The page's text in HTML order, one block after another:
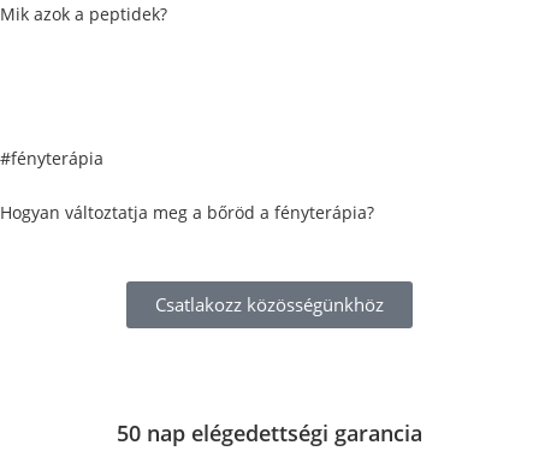
Mik azok a peptidek?
#fényterápia
Hogyan változtatja meg a bőröd a fényterápia?
Csatlakozz közösségünkhöz
50 nap elégedettségi garancia